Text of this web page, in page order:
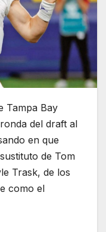
Tampa Bay
del draft al
en que
de Tom
Trask, de los
como el